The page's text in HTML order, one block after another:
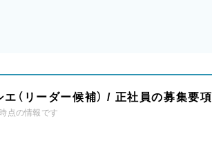
エ（リーダー候補） / 正社員の募集要項
点の情報です